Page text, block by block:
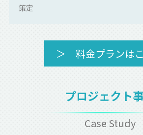
策定
＞ 料金プランは
プロジェクト
Case Study